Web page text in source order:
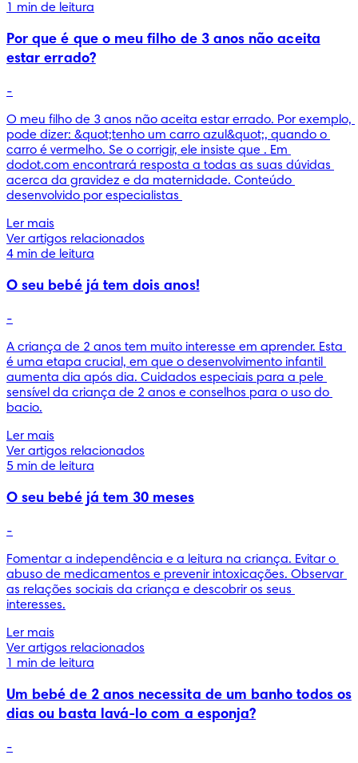
1 min de leitura
Por que é que o meu filho de 3 anos não aceita
estar errado?
-
O meu filho de 3 anos não aceita estar errado. Por exemplo,
pode dizer: &quot;tenho um carro azul&quot;, quando o
carro é vermelho. Se o corrigir, ele insiste que . Em
dodot.com encontrará resposta a todas as suas dúvidas
acerca da gravidez e da maternidade. Conteúdo
desenvolvido por especialistas
Ler mais
Ver artigos relacionados
4 min de leitura
O seu bebé já tem dois anos!
-
A criança de 2 anos tem muito interesse em aprender. Esta
é uma etapa crucial, em que o desenvolvimento infantil
aumenta dia após dia. Cuidados especiais para a pele
sensível da criança de 2 anos e conselhos para o uso do
bacio.
Ler mais
Ver artigos relacionados
5 min de leitura
O seu bebé já tem 30 meses
-
Fomentar a independência e a leitura na criança. Evitar o
abuso de medicamentos e prevenir intoxicações. Observar
as relações sociais da criança e descobrir os seus
interesses.
Ler mais
Ver artigos relacionados
1 min de leitura
Um bebé de 2 anos necessita de um banho todos os
dias ou basta lavá-lo com a esponja?
-